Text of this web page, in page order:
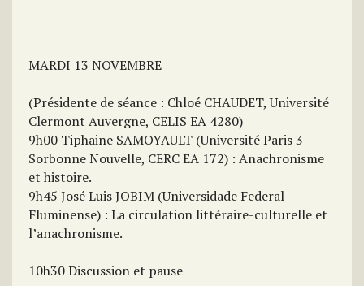
MARDI 13 NOVEMBRE
(Présidente de séance : Chloé CHAUDET, Université
Clermont Auvergne, CELIS EA 4280)
9h00 Tiphaine SAMOYAULT (Université Paris 3
Sorbonne Nouvelle, CERC EA 172) : Anachronisme
et histoire.
9h45 José Luis JOBIM (Universidade Federal
Fluminense) : La circulation littéraire-culturelle et
l’anachronisme.
10h30 Discussion et pause